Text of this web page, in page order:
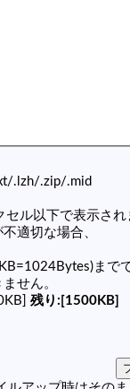
.lzh/.zip/.mid
ル以下で表示され
適切な場合、
まで
せん。
残り:[1500KB]